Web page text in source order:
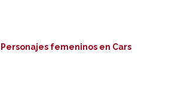
Personajes femeninos en Cars